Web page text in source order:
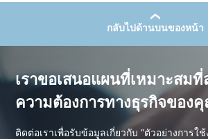
กลับไปด้านบนของหน้า
เราขอเสนอแผนที่เหมาะสม
ความต้องการทางธุรกิจของ
ติดต่อเราเพื่อรับข้อมูลเกี่ยวกับ “ตัวอย่างการใ